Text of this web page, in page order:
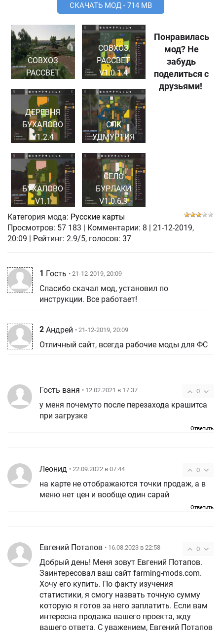
СКАЧАТЬ МОД - 714 MB
СОВХОЗ
РАССВЕТ
СОВХОЗ
РАССВЕТ
V1.0.1.4
ДЕРЕВНЯ
БУХАЛОВО
V1.2.4
СПК
УДМУРТИЯ
БУХАЛОВО
V1.1
СЕЛО
БУРЛАКИ
V1.0.6.9
Понравилась
мод? Не
забудь
поделиться с
друзьями!
Категория мода: Русские карты
Просмотров: 57 183 Комментарии: 8
21-12-2019,
20:09
| Рейтинг: 2.9/5, голосов: 37
1 Гость • 21-12-2019, 20:09
Спасибо скачал мод, установил по
инструкции. Все работает!
2 Андрей • 21-12-2019, 20:09
Отличный сайт, всегда рабочие моды для ФС
0
Гость ваня • 12.02.2021 в 17:37
у меня почемуто после перезахода крашитса
при загрузке
Ответить
0
Леонид • 22.09.2022 в 07:44
на карте не отображаются точки продаж, а в
меню нет цен и вообще один сарай
Ответить
0
Евгений Потапов • 16.08.2023 в 22:58
Добрый день! Меня зовут Евгений Потапов.
Заинтересовал ваш сайт farming-mods.com.
Хочу его купить. По факту изучения
статистики, я смогу назвать точную сумму
которую я готов за него заплатить. Если вам
интересна продажа вашего проекта, жду
вашего ответа. С уважением, Евгений Потапов